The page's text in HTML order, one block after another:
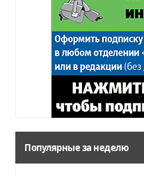
Популярные за неделю